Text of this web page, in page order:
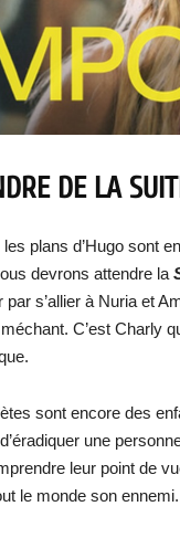
DE LA
plans d’Hugo sont
devrons attendre la
s’allier à Nuria et
C’est Charly
sont encore des
une
leur point de
le monde son